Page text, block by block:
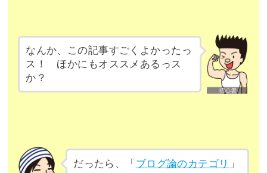
なんか、この記事すごくよかったっ
ス！ ほかにもオススメあるっス
か？
だったら、「 ブログ論のカテゴリ 」